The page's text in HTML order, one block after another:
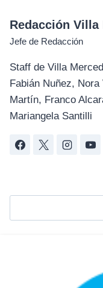
Redacción Villa
Jefe de Redacción
Staff de Villa
Fabián Nuñez,
Martín, Franco
Mariangela Santilli